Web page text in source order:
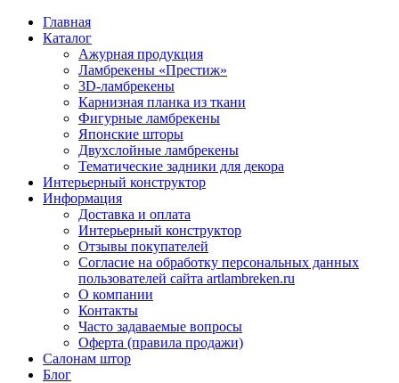
Главная
Каталог
Ажурная продукция
Ламбрекены «Престиж»
3D-ламбрекены
Карнизная планка из ткани
Фигурные ламбрекены
Японские шторы
Двухслойные ламбрекены
Тематические задники для декора
Интерьерный конструктор
Информация
Доставка и оплата
Интерьерный конструктор
Отзывы покупателей
Согласие на обработку персональных данных
пользователей сайта artlambreken.ru
О компании
Контакты
Часто задаваемые вопросы
Оферта (правила продажи)
Салонам штор
Блог